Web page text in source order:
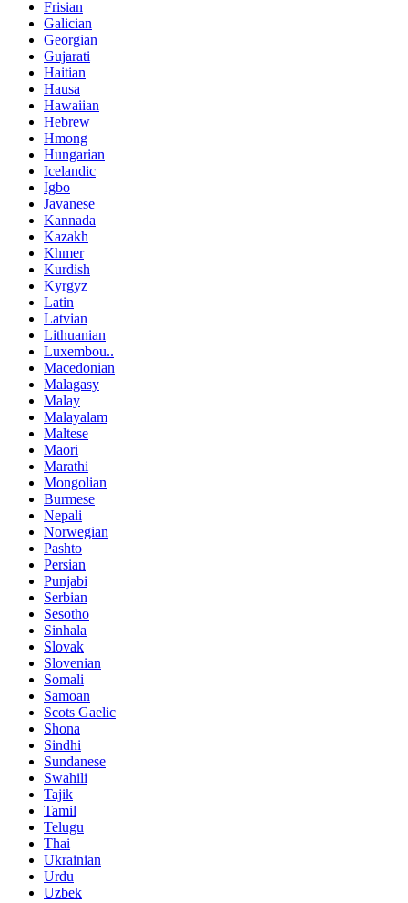
Frisian
Galician
Georgian
Gujarati
Haitian
Hausa
Hawaiian
Hebrew
Hmong
Hungarian
Icelandic
Igbo
Javanese
Kannada
Kazakh
Khmer
Kurdish
Kyrgyz
Latin
Latvian
Lithuanian
Luxembou..
Macedonian
Malagasy
Malay
Malayalam
Maltese
Maori
Marathi
Mongolian
Burmese
Nepali
Norwegian
Pashto
Persian
Punjabi
Serbian
Sesotho
Sinhala
Slovak
Slovenian
Somali
Samoan
Scots Gaelic
Shona
Sindhi
Sundanese
Swahili
Tajik
Tamil
Telugu
Thai
Ukrainian
Urdu
Uzbek